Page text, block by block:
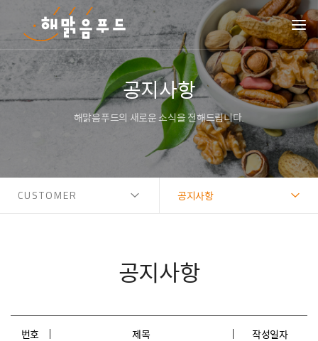
공지사항
해맑음푸드의 새로운 소식을 전해드립니다.
CUSTOMER 공지사항
공지사항
번호 제목 작성일자